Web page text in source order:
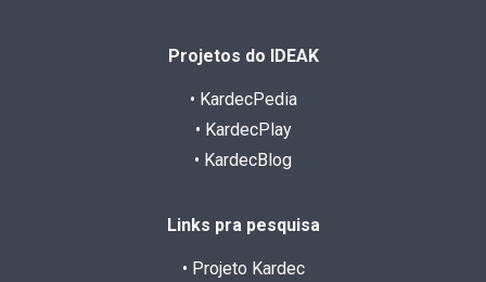
Projetos do IDEAK
• KardecPedia
• KardecPlay
• KardecBlog
Links pra pesquisa
• Projeto Kardec